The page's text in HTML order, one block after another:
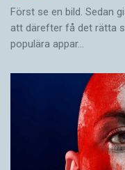
Först se en bild. Sedan
att därefter få det rätta
populära appar…